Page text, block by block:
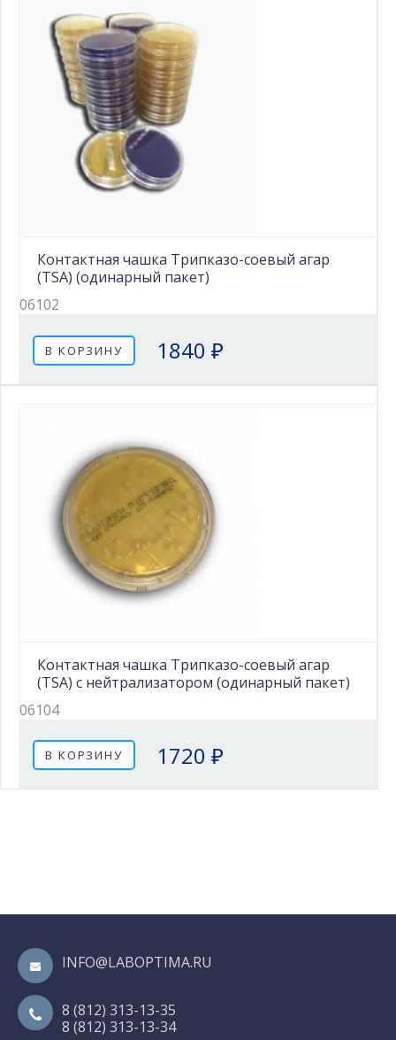
Контактная чашка Трипказо-соевый агар
(TSA) (одинарный пакет)
06102
В КОРЗИНУ 1840 ₽
Контактная чашка Трипказо-соевый агар
(TSA) с нейтрализатором (одинарный пакет)
06104
В КОРЗИНУ 1720 ₽
INFO@LABOPTIMA.RU
8 (812) 313-13-35
8 (812) 313-13-34